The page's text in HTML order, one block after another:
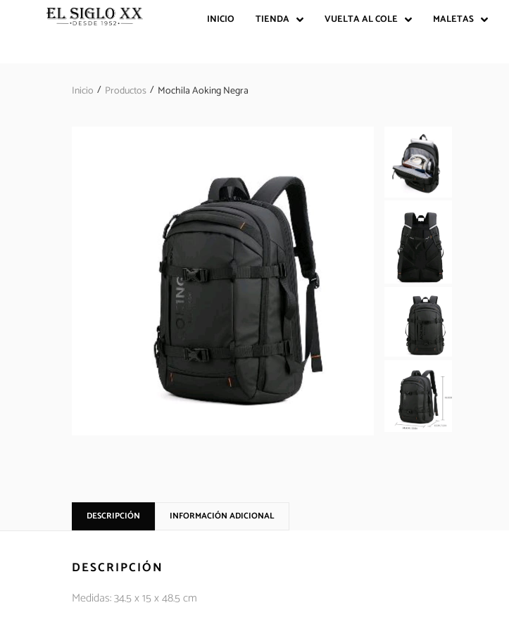
INICIO TIENDA VUELTA AL COLE MALETAS
Inicio / Productos / Mochila Aoking Negra
DESCRIPCIÓN INFORMACIÓN ADICIONAL
DESCRIPCIÓN
Medidas: 34.5 x 15 x 48.5 cm